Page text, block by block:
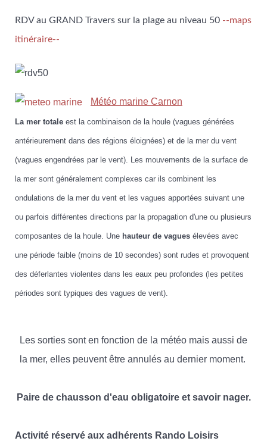
RDV au GRAND Travers sur la plage au niveau 50 --maps
itinéraire--
Météo marine Carnon
La mer totale est la combinaison de la houle (vagues générées
antérieurement dans des régions éloignées) et de la mer du vent
(vagues engendrées par le vent). Les mouvements de la surface de
la mer sont généralement complexes car ils combinent les
ondulations de la mer du vent et les vagues apportées suivant une
ou parfois différentes directions par la propagation d'une ou plusieurs
composantes de la houle. Une hauteur de vagues élevées avec
une période faible (moins de 10 secondes) sont rudes et provoquent
des déferlantes violentes dans les eaux peu profondes (les petites
périodes sont typiques des vagues de vent).
Les sorties sont en fonction de la météo mais aussi de
la mer, elles peuvent être annulés au dernier moment.
Paire de chausson d'eau obligatoire et savoir nager.
Activité réservé aux adhérents Rando Loisirs